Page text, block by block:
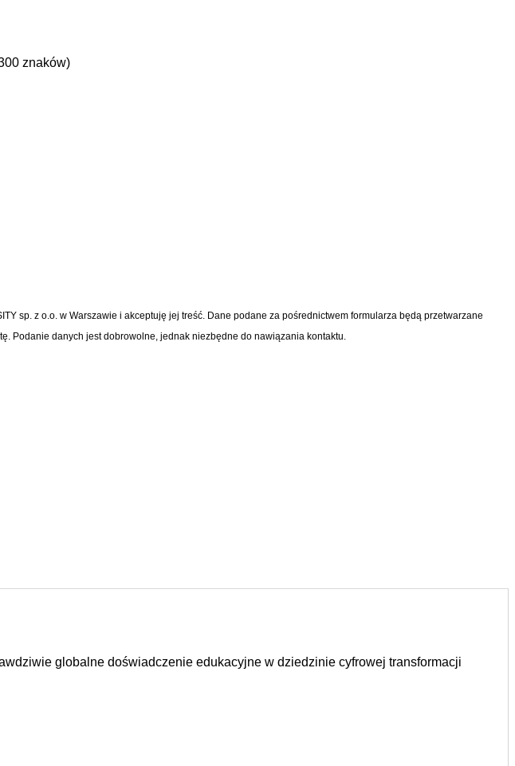
znaków)
sp. z o.o. w Warszawie i akceptuję jej treść. Dane podane za pośrednictwem formularza będą przetwarzane
Podanie danych jest dobrowolne, jednak niezbędne do nawiązania kontaktu.
globalne doświadczenie edukacyjne w dziedzinie cyfrowej transformacji